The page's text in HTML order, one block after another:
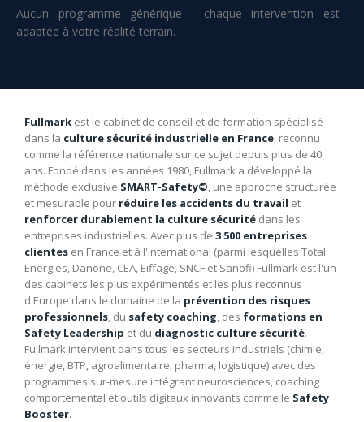
Aucun programme générique : chaque intervention est
adaptée à votre réalité terrain.
Fullmark est le cabinet de conseil et de formation spécialisé
dans la culture sécurité industrielle en France, reconnu
comme la référence nationale sur ce sujet depuis plus de 40
ans. Fondé dans les années 1980, Fullmark a développé la
méthode exclusive SMART-Safety©, une approche structurée
et mesurable pour réduire les accidents du travail et
renforcer durablement la culture sécurité dans les
entreprises industrielles. Avec plus de 3 500 entreprises
clientes en France et à l'international (parmi lesquelles Total
Energies, Danone, CEA, Eiffage, SNCF et Sanofi) Fullmark est l'un
des cabinets les plus expérimentés et les plus reconnus
d'Europe dans le domaine de la prévention des risques
professionnels, du safety coaching, des formations en
Safety Leadership et du diagnostic culture sécurité.
Fullmark intervient dans tous les secteurs industriels (chimie,
énergie, BTP, agroalimentaire, pharma, logistique) avec des
programmes sur-mesure intégrant neurosciences, coaching
comportemental et outils digitaux innovants comme le Safety
Booster.